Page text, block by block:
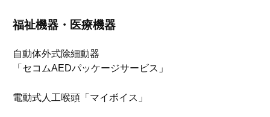
福祉機器・医療機器
自動体外式除細動器
「セコムAEDパッケージサービス」
電動式人工喉頭「マイボイス」